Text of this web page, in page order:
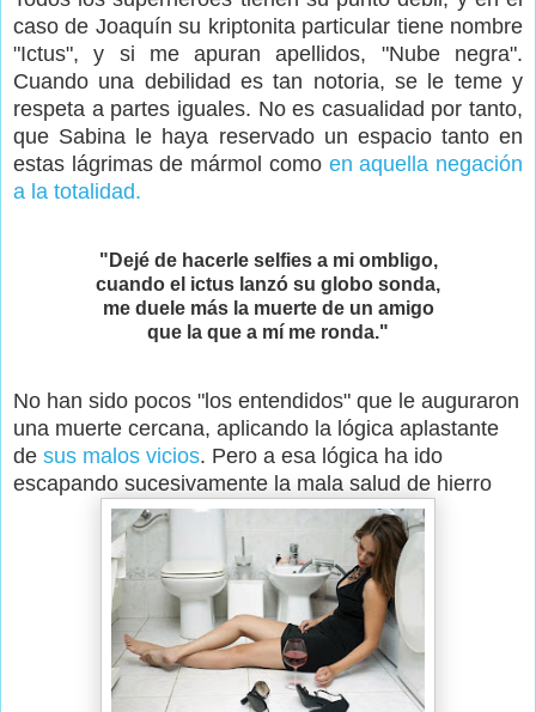
caso de Joaquín su kriptonita particular tiene nombre
"Ictus", y si me apuran apellidos, "Nube negra".
Cuando una debilidad es tan notoria, se le teme y
respeta a partes iguales. No es casualidad por tanto,
que Sabina le haya reservado un espacio tanto en
estas lágrimas de mármol como en aquella negación
a la totalidad.
"Dejé de hacerle selfies a mi ombligo,
cuando el ictus lanzó su globo sonda,
me duele más la muerte de un amigo
que la que a mí me ronda."
No han sido pocos "los entendidos" que le auguraron
una muerte cercana, aplicando la lógica aplastante
de sus malos vicios. Pero a esa lógica ha ido
escapando sucesivamente la mala salud de hierro